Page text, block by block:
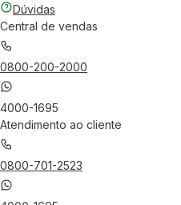
Dúvidas
Central de vendas
0800-200-2000
4000-1695
Atendimento ao cliente
0800-701-2523